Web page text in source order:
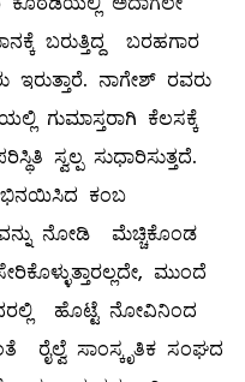
ಬರುತ್ತಿದ್ದ ಬರಹಗಾರ
ನಾಗೇಶ್ ರವರು
ಗುಮಾಸ್ತರಾಗಿ ಕೆಲಸಕ್ಕೆ
ಸ್ವಲ್ಪ ಸುಧಾರಿಸುತ್ತದೆ.
ಕಂಬ
ನೋಡಿ ಮೆಚ್ಚಿಕೊಂಡ
ಮುಂದೆ
ಹೊಟ್ಟೆ ನೋವಿನಿಂದ
ರೈಲ್ವೆ ಸಾಂಸ್ಕೃತಿಕ ಸಂಘದ